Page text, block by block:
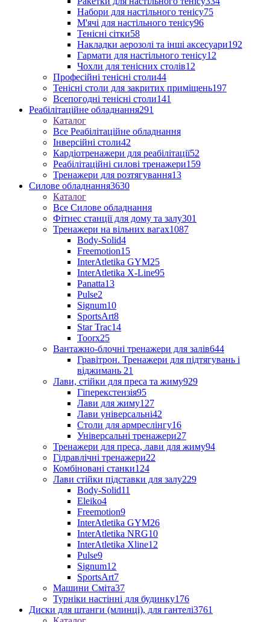
Набори для настільного тенісу75
М'ячі для настільного тенісу96
Тенісні сітки58
Накладки аерозолі та інші аксесуари192
Гармати для настільного тенісу12
Чохли для тенісних столів12
Професійні тенісні столи44
Тенісні столи для закритих приміщень197
Всепогодні тенісні столи141
Реабілітаційне обладнання291
Каталог
Все Реабілітаційне обладнання
Інверсійні столи42
Кардіотренажери для реабілітації52
Реабілітаційні силові тренажери159
Тренажери для розтягування13
Силове обладнання3630
Каталог
Все Силове обладнання
Фітнес станції для дому та залу301
Тренажери на вільних вагах1087
Body-Solid4
Freemotion15
InterAtletika GYM25
InterAtletika X-Line95
Panatta13
Pulse2
Signum10
SportsArt8
Star Trac14
Toorx25
Вантажно-блочні тренажери для залів644
Гравітрон. Тренажери для підтягувань і
віджимань 21
Лави, стійки для преса та жиму929
Гіперекстензія95
Лави для жиму127
Лави універсальні42
Столи для армреслінгу16
Універсальні тренажери27
Тренажери для преса, лави для жиму94
Гідравлічні тренажери22
Комбіновані станки124
Лави стійки підставки для залу229
Body-Solid11
Eleiko4
Freemotion9
InterAtletika GYM26
InterAtletika NRG10
InterAtletika Xline12
Pulse9
Signum12
SportsArt7
Машини Сміта37
Турніки настінні для будинку176
Диски для штанги (млинці), для гантелі3761